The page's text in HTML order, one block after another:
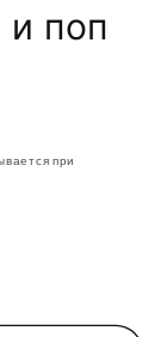
поп
при